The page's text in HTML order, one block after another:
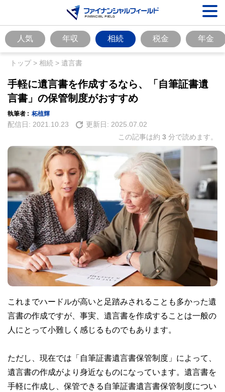
人気 年収 相続 税金 年金
トップ> 相続 > 遺言書
手軽に遺言書を作成するなら、「自筆証書遺
言書」の保管制度がおすすめ
執筆者 : 柘植輝
配信日: 2021.10.23 更新日: 2025.07.02
この記事は約 3 分で読めます。
これまでハードルが高いと足踏みされることも多かった遺
言書の作成ですが、事実、遺言書を作成することは一般の
人にとって小難しく感じるものでもあります。
ただし、現在では「自筆証書遺言書保管制度」によって、
遺言書の作成がより身近なものになっています。遺言書を
手軽に作成し、保管できる自筆証書遺言書保管制度につい